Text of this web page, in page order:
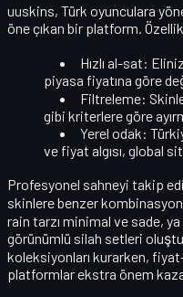
uuskins, Türk oyunculara
öne çıkan bir platform.
Hızlı al-sat:
piyasa fiyatına göre
Filtreleme:
gibi kriterlere göre
Yerel odak:
ve fiyat algısı, global
Profesyonel sahneyi takip
skinlere benzer
rain tarzı minimal ve sade,
görünümlü silah setleri
koleksiyonları kurarken,
platformlar ekstra önem